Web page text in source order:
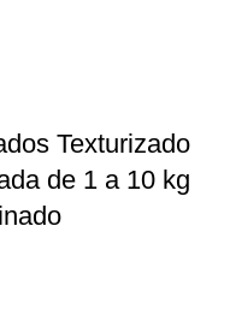
Texturizado
de 1 a 10 kg